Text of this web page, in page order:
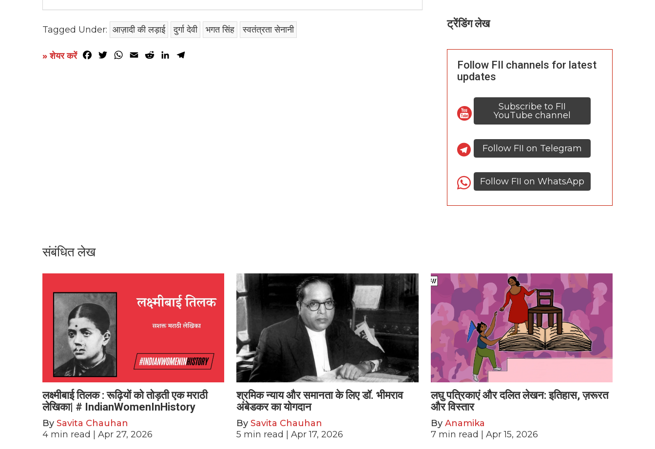
Tagged Under: आज़ादी की लड़ाई दुर्गा देवी भगत सिंह स्वतंत्रता सेनानी
» शेयर करें Facebook
TwitterWhatsApp
Email RedditLinkedIn
ट्रेंडिंग लेख
Follow FII channels for latest
updates
Subscribe to FII
YouTube channel
Follow FII on Telegram
Follow FII on WhatsApp
संबंधित लेख
लक्ष्मीबाई तिलक : रूढ़ियों को तोड़ती एक मराठी
लेखिका| # IndianWomenInHistory
By Savita Chauhan
4 min read | Apr 27, 2026
श्रमिक न्याय और समानता के लिए डॉ. भीमराव
अंबेडकर का योगदान
BySavita Chauhan
5 min read | Apr 17, 2026
लघु पत्रिकाएं और दलित लेखन: इतिहास, ज़रूरत
और विस्तार
By Anamika
7 min read | Apr 15, 2026